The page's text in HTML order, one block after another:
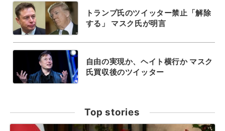
トランプ氏のツイッター禁止「解除
する」 マスク氏が明言
自由の実現か、ヘイト横行か マスク
氏買収後のツイッター
Top stories